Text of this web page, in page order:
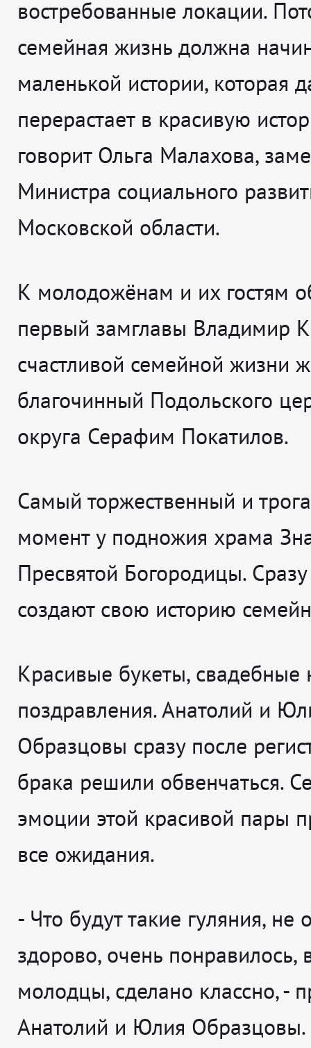
востребованные локации.
семейная жизнь должна
маленькой истории, которая
перерастает в красивую
говорит Ольга Малахова,
Министра социального
Московской области.
К молодожёнам и их гостям
первый замглавы Владимир
счастливой семейной жизни
благочинный Подольского
округа Серафим Покатилов.
Самый торжественный и
момент у подножия храма
Пресвятой Богородицы.
создают свою историю
Красивые букеты, свадебные
поздравления. Анатолий и
Образцовы сразу после
брака решили обвенчаться.
эмоции этой красивой пары
все ожидания.
- Что будут такие гуляния,
здорово, очень понравилось,
молодцы, сделано классно, -
Анатолий и Юлия Образцовы.